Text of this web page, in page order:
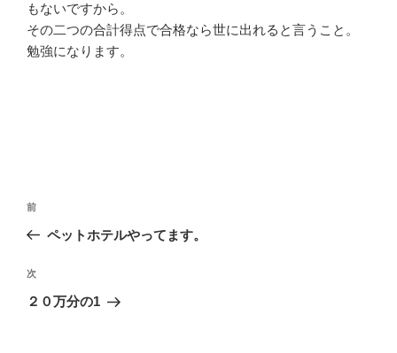
もないですから。
その二つの合計得点で合格なら世に出れると言うこと。
勉強になります。
投
ビ
ゲ
前
の
稿
前
ペットホテルやってます。
次
の
次
２０万分の1